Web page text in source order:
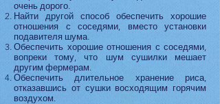
очень дорого.
Найти другой способ обеспечить хорошие
отношения с соседями, вместо установки
подавителя шума.
Обеспечить хорошие отношения с соседями,
вопреки тому, что шум сушилки мешает
другим фермерам.
Обеспечить длительное хранение риса,
отказавшись от сушки восходящим горячим
воздухом.